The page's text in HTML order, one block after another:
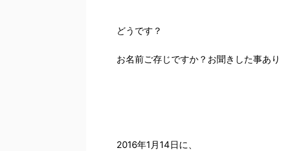
どうです？
お名前ご存じですか？お聞きした事あ
2016年1月14日に、